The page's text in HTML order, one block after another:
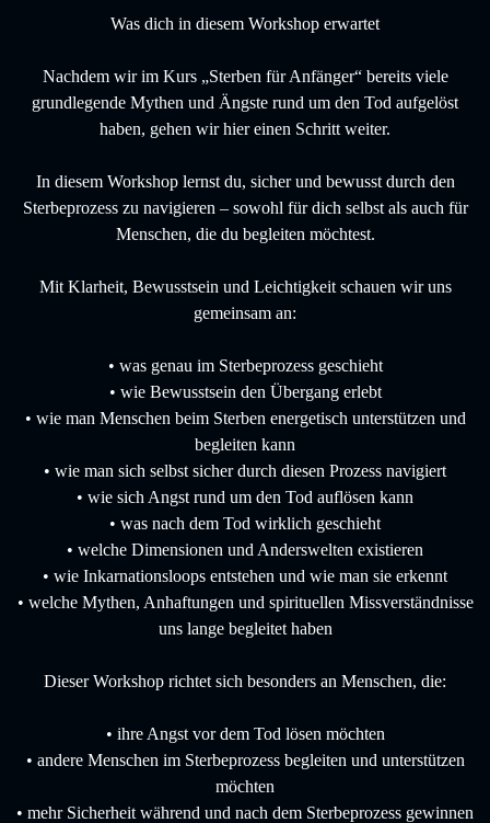
Was dich in diesem Workshop erwartet
Nachdem wir im Kurs „Sterben für Anfänger“ bereits viele
grundlegende Mythen und Ängste rund um den Tod aufgelöst
haben, gehen wir hier einen Schritt weiter.
In diesem Workshop lernst du, sicher und bewusst durch den
Sterbeprozess zu navigieren – sowohl für dich selbst als auch für
Menschen, die du begleiten möchtest.
Mit Klarheit, Bewusstsein und Leichtigkeit schauen wir uns
gemeinsam an:
• was genau im Sterbeprozess geschieht
• wie Bewusstsein den Übergang erlebt
• wie man Menschen beim Sterben energetisch unterstützen und
begleiten kann
• wie man sich selbst sicher durch diesen Prozess navigiert
• wie sich Angst rund um den Tod auflösen kann
• was nach dem Tod wirklich geschieht
• welche Dimensionen und Anderswelten existieren
• wie Inkarnationsloops entstehen und wie man sie erkennt
• welche Mythen, Anhaftungen und spirituellen Missverständnisse
uns lange begleitet haben
Dieser Workshop richtet sich besonders an Menschen, die:
• ihre Angst vor dem Tod lösen möchten
• andere Menschen im Sterbeprozess begleiten und unterstützen
möchten
• mehr Sicherheit während und nach dem Sterbeprozess gewinnen